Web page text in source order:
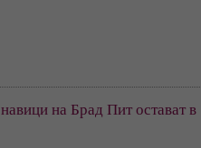
на Брад Пит остават в